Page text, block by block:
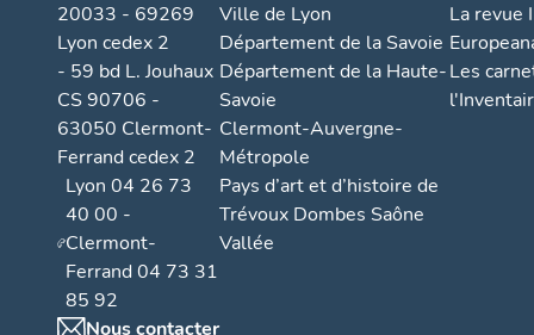
20033 - 69269
Lyon cedex 2
- 59 bd L. Jouhaux
CS 90706 -
63050 Clermont-
Ferrand cedex 2
Lyon 04 26 73
40 00 -
Clermont-
Ferrand 04 73 31
85 92
Nous contacter
Ville de Lyon
Département de la Savoie
Département de la Haute-
Savoie
Clermont-Auvergne-
Métropole
Pays d’art et d’histoire de
Trévoux Dombes Saône
Vallée
La revue
Les